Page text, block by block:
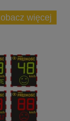
więcej